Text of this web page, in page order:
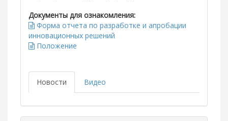
Документы для ознакомления:
Форма отчета по разработке и апробации
инновационных решений
Положение
Новости Видео